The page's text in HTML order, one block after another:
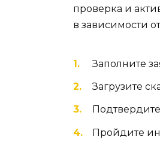
проверка и
в зависимости
Заполните
Загрузите
Пройдите